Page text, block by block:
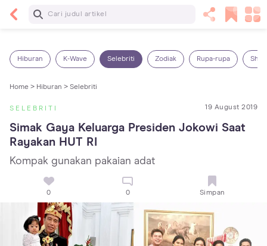
Baca Selanjutnya
Hiburan K-Wave Selebriti Zodiak Rupa-rupa
Home > Hiburan > Selebriti
SELEBRITI 19 August 2019
Simak Gaya Keluarga Presiden Jokowi Saat
Rayakan HUT RI
Kompak gunakan pakaian adat
0 0 Simpan